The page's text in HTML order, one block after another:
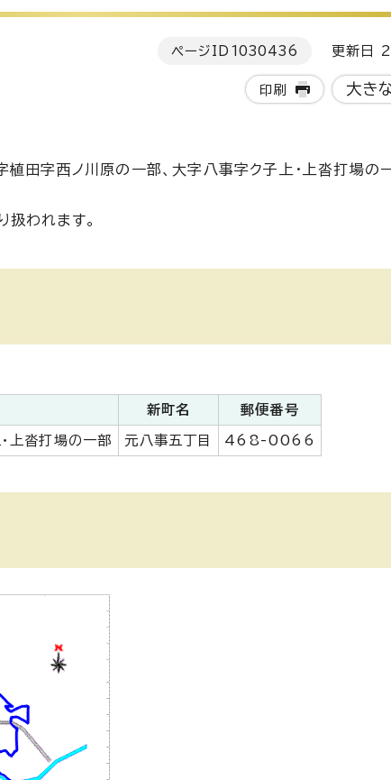
ページID 1030436 更新日
印刷 大き
字西ノ川原の一部、大字八事字ク子上・上沓打場の
扱われます。
新町名 郵便番号
上沓打場の一部 元八事五丁目 468-0066